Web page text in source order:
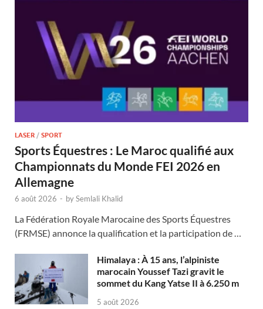
LASER / SPORT
Sports Équestres : Le Maroc qualifié aux
Championnats du Monde FEI 2026 en
Allemagne
6 août 2026 - bySemlali Khalid
La Fédération Royale Marocaine des Sports Équestres
(FRMSE) annonce la qualification et la participation de …
Himalaya : À 15 ans, l’alpiniste
marocain Youssef Tazi gravit le
sommet du Kang Yatse II à 6.250 m
5 août 2026